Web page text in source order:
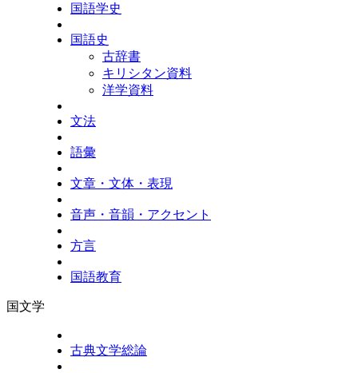
国語学史
国語史
古辞書
キリシタン資料
洋学資料
文法
語彙
文章・文体・表現
音声・音韻・アクセント
方言
国語教育
国文学
古典文学総論